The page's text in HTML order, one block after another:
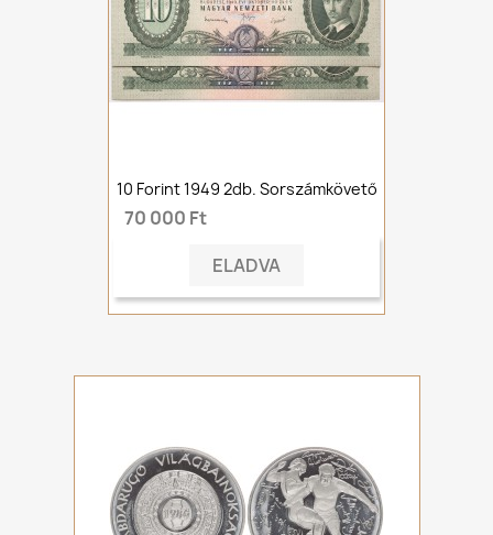
10 Forint 1949 2db. Sorszámkövető
70 000 Ft
ELADVA